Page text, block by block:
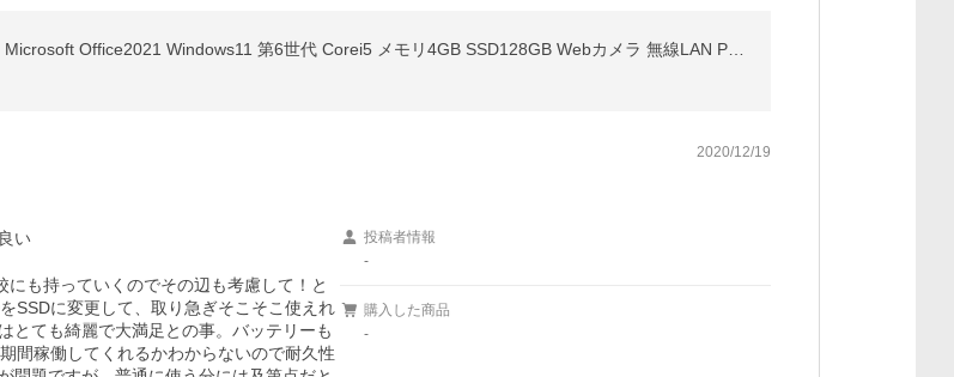
2020/12/19
良い
も持っていくのでその辺も考慮して！と
SSDに変更して、取り急ぎそこそこ使えれ
とても綺麗で大満足との事。バッテリーも
間稼働してくれるかわからないので耐久性
投稿者情報
-
購入した商品
-